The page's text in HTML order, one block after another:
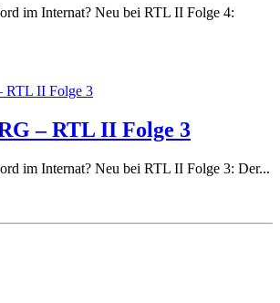
im Internat? Neu bei RTL II Folge 4:
– RTL II Folge 3
im Internat? Neu bei RTL II Folge 3: Der...